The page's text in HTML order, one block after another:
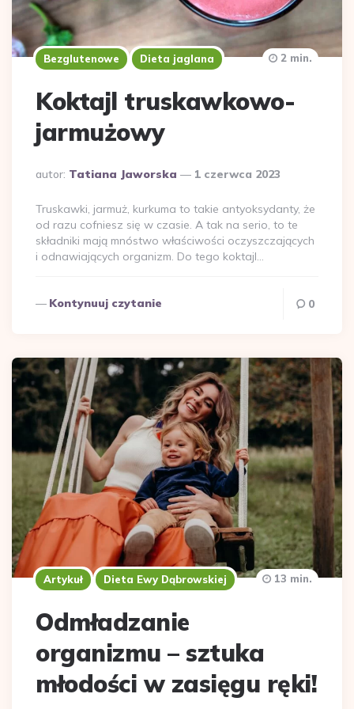
Bezglutenowe Dieta jaglana
Koktajl truskawkowo-
jarmużowy
Dodane
autor: Tatiana Jaworska 1 czerwca 2023
2 min.
Truskawki, jarmuż, kurkuma to takie antyoksydanty, że
od razu cofniesz się w czasie. A tak na serio, to te
składniki mają mnóstwo właściwości oczyszczających
i odnawiających organizm. Do tego koktajl…
Kontynuuj czytanie 0
Artykuł Dieta Ewy Dąbrowskiej
Odmładzanie
organizmu – sztuka
młodości w zasięgu ręki!
13 min.